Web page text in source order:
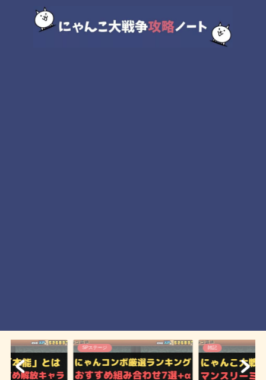
SPステージ 雑記